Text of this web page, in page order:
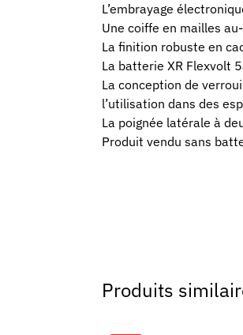
L’embrayage
Une coiffe en mailles
La finition robuste en
La batterie XR Flexvolt
La conception de
l’utilisation dans des
La poignée latérale à
Produit vendu sans
Produits